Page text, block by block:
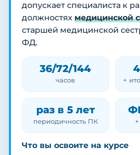
допускает специалиста к
должностях медицинской
старшей медицинской
ФД.
36/72/144
часов +
раз в 5 лет
периодичность ПК
Что вы освоите на курсе